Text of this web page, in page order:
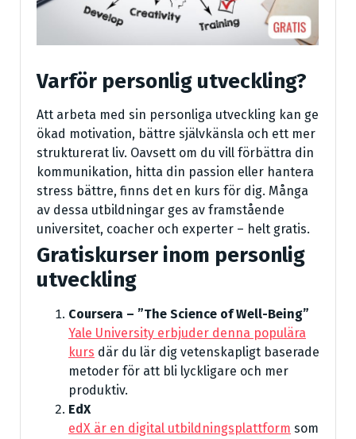
Varför personlig utveckling?
Att arbeta med sin personliga utveckling kan ge
ökad motivation, bättre självkänsla och ett mer
strukturerat liv. Oavsett om du vill förbättra din
kommunikation, hitta din passion eller hantera
stress bättre, finns det en kurs för dig. Många
av dessa utbildningar ges av framstående
universitet, coacher och experter – helt gratis.
Gratiskurser inom personlig
utveckling
Coursera – ”The Science of Well-Being”
Yale University erbjuder denna populära
kurs där du lär dig vetenskapligt baserade
metoder för att bli lyckligare och mer
produktiv.
EdX
edX är en digital utbildningsplattform som